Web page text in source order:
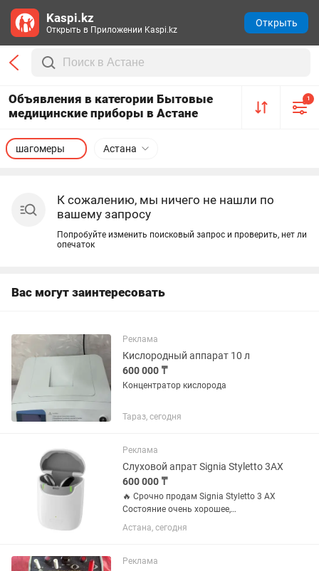
Объявления в категории Бытовые
медицинские приборы в Астане
1
Астана
шагомеры
К сожалению, мы ничего не нашли по
вашему запросу
Попробуйте изменить поисковый запрос и проверить, нет ли
опечаток
Вас могут заинтересовать
Реклама
Кислородный аппарат 10 л
600 000 ₸
Концентратор кислорода
Тараз, сегодня
Реклама
Слуховой апрат Signia Styletto 3AX
600 000 ₸
🔥 Срочно продам Signia Styletto 3 AX
Состояние очень хорошее,
пользовались всего 4 месяца.
Оригинал, премиальная модель.
Bluetooth ✅ Подключается к iPhone /...
Астана, сегодня
Реклама
Kaspi.kz
Открыть в Приложении Kaspi.kz
Открыть